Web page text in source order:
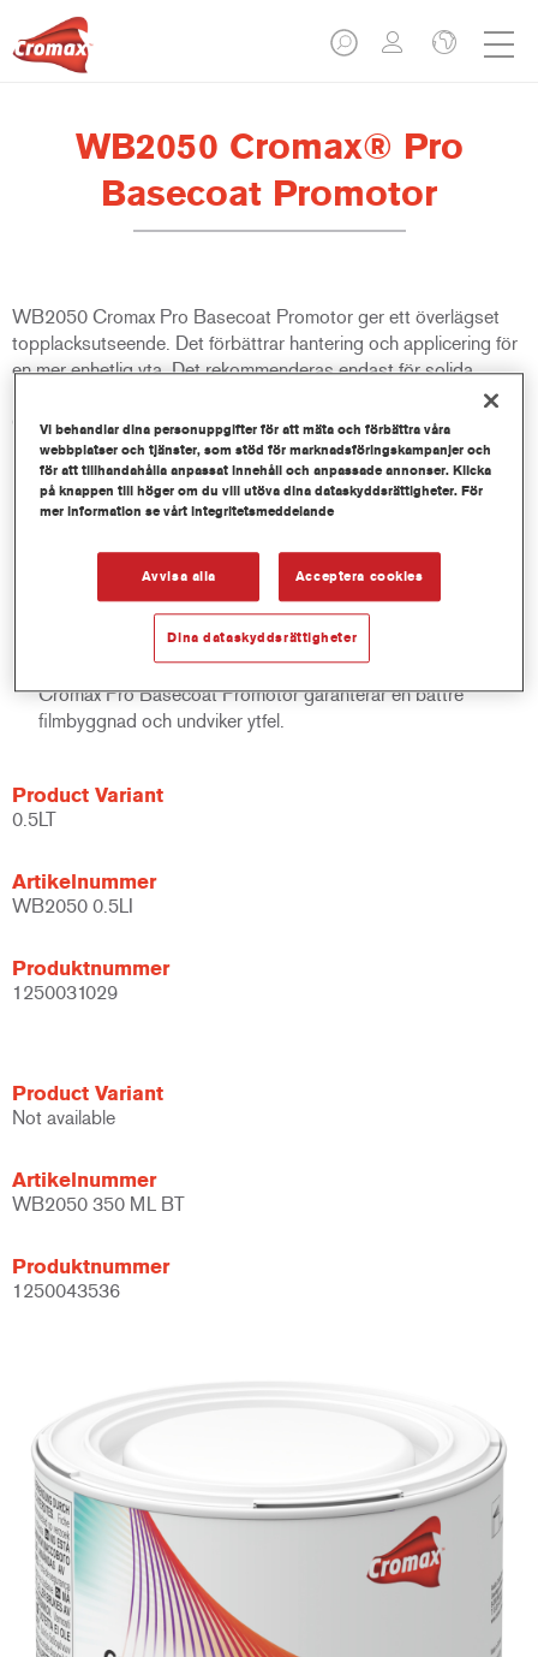
WB2050 Cromax® Pro
Basecoat Promotor
WB2050 Cromax Pro Basecoat Promotor ger ett överlägset
topplacksutseende. Det förbättrar hantering och applicering för
en mer enhetlig yta. Det rekommenderas endast för solida
kulörer. Även under svåra klimatförhållanden stöder WB2050
Cromax Pro Basecoat Promotor en perfekt finish.
Produktfunktioner
På grund av en bättre och mer homogen vätning av baslaken
En klibbtrasa kan användas direkt efter avstängningstid.
Stöder ett silkeslen baslackutseende.
Använd endast i solida färger.
Bättre Klarlack utseende.
Vid extrema klimatförhållanden (låg luftfuktighet) WB2050
Cromax Pro Basecoat Promotor garanterar en bättre
filmbyggnad och undviker ytfel.
Product Variant
0.5LT
Artikelnummer
WB2050 0.5LI
Produktnummer
1250031029
Product Variant
Not available
Artikelnummer
WB2050 350 ML BT
Produktnummer
1250043536
Vi behandlar dina personuppgifter för att mäta och förbättra våra
webbplatser och tjänster, som stöd för marknadsföringskampanjer och
för att tillhandahålla anpassat innehåll och anpassade annonser. Klicka
på knappen till höger om du vill utöva dina dataskyddsrättigheter. För
mer information se vårt integritetsmeddelande
Avvisa alla Acceptera cookies
Dina dataskyddsrättigheter